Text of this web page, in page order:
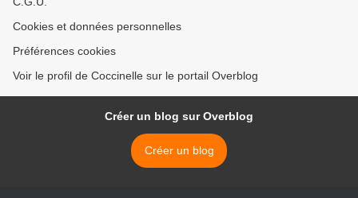
Cookies et données personnelles
Préférences cookies
Voir le profil de Coccinelle sur le portail Overblog
Créer un blog sur Overblog
Créer un blog